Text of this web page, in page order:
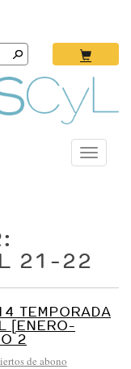
Toggle
21-22
TEMPORADA
[ENERO-
2
de abono